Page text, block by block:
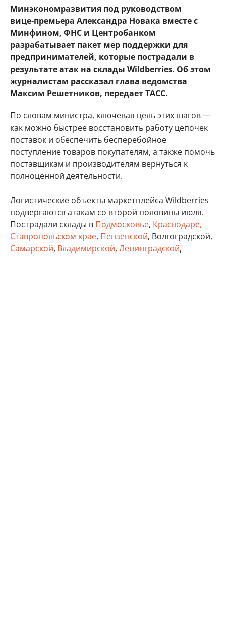
Минэкономразвития под руководством
вице‑премьера Александра Новака вместе с
Минфином, ФНС и Центробанком
разрабатывает пакет мер поддержки для
предпринимателей, которые пострадали в
результате атак на склады Wildberries. Об этом
журналистам рассказал глава ведомства
Максим Решетников, передает ТАСС.
По словам министра, ключевая цель этих шагов —
как можно быстрее восстановить работу цепочек
поставок и обеспечить бесперебойное
поступление товаров покупателям, а также помочь
поставщикам и производителям вернуться к
полноценной деятельности.
Логистические объекты маркетплейса Wildberries
подвергаются атакам со второй половины июля.
Пострадали склады в Подмосковье, Краснодаре,
Ставропольском крае, Пензенской, Волгоградской,
Самарской, Владимирской, Ленинградской,